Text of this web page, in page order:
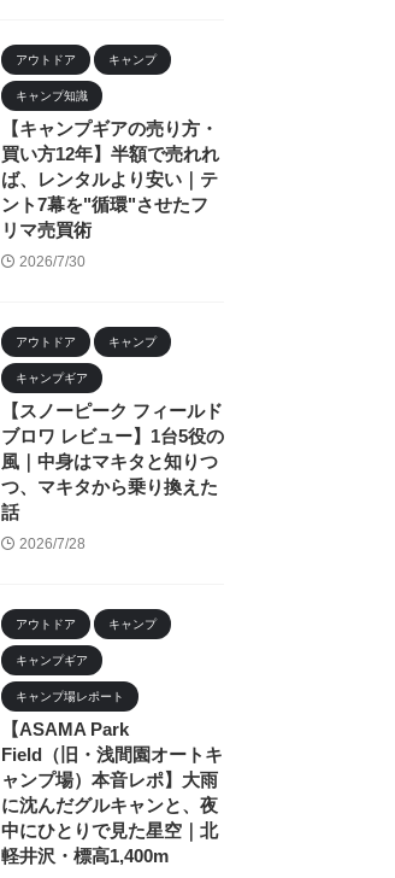
アウトドア キャンプ
キャンプ知識
【キャンプギアの売り方・
買い方12年】半額で売れれ
ば、レンタルより安い｜テ
ント7幕を"循環"させたフ
リマ売買術
2026/7/30
アウトドア キャンプ
キャンプギア
【スノーピーク フィールド
ブロワ レビュー】1台5役の
風｜中身はマキタと知りつ
つ、マキタから乗り換えた
話
2026/7/28
アウトドア キャンプ
キャンプギア
キャンプ場レポート
【ASAMA Park
Field（旧・浅間園オートキ
ャンプ場）本音レポ】大雨
に沈んだグルキャンと、夜
中にひとりで見た星空｜北
軽井沢・標高1,400m